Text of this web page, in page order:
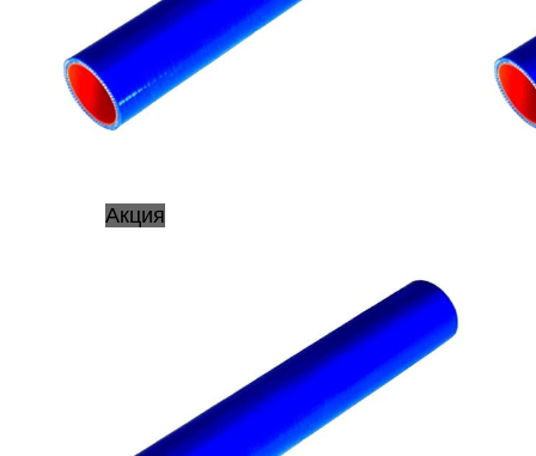
Акция